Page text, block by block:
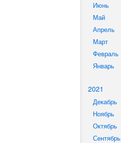
Июнь
Май
Апрель
Март
Февраль
Январь
2021
Декабрь
Ноябрь
Октябрь
Сентябрь